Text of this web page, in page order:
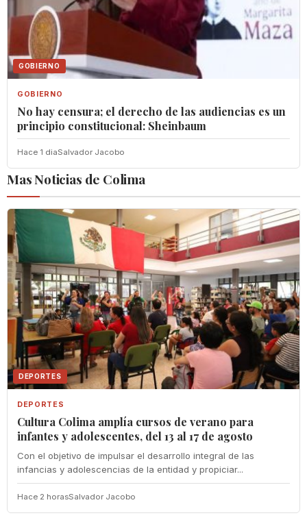
GOBIERNO
GOBIERNO
No hay censura; el derecho de las audiencias es un
principio constitucional: Sheinbaum
Hace 1 diaSalvador Jacobo
Mas Noticias de Colima
DEPORTES
DEPORTES
Cultura Colima amplía cursos de verano para
infantes y adolescentes, del 13 al 17 de agosto
Con el objetivo de impulsar el desarrollo integral de las
infancias y adolescencias de la entidad y propiciar...
Hace 2 horasSalvador Jacobo